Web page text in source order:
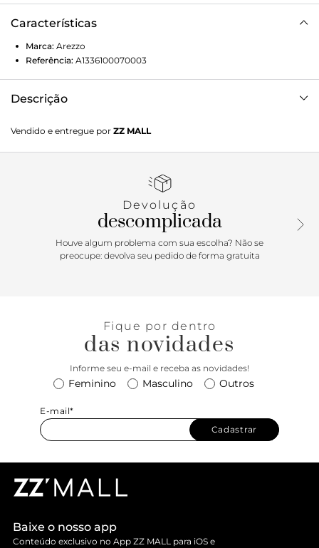
Características
Marca: Arezzo
Referência: A1336100070003
Descrição
sapato tem salto rasteiro e formato arredondado na ponta,
além de sola emborrachada com travas. Fechado, traz
no contorno superior que fecha em laço sobre o cabedal.
sobreposição no calcanhar. Exibe toda a parte superior do
Vendido e entregue por ZZ MALL
Devolução
descomplicada
Houve algum problema com sua escolha? Não se
preocupe: devolva seu pedido de forma gratuita
Fique por dentro
das novidades
Informe seu e-mail e receba as novidades!
Feminino Masculino Outros
E-mail*
Cadastrar
Baixe o nosso app
Conteúdo exclusivo no App ZZ MALL para iOS e